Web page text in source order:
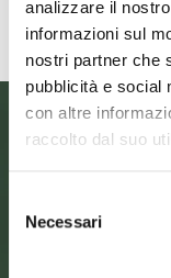
analizzare il
informazioni sul
nostri partner che
pubblicità e social
con altre
raccolto dal suo
delNecessari